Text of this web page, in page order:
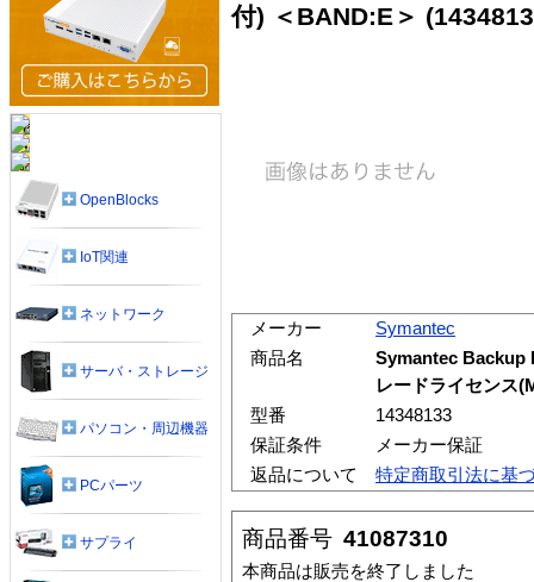
付) ＜BAND:E＞
メーカー
Symantec
商品名
Symantec Backup
レードライセンス
型番
14348133
保証条件
メーカー保証
返品について
特定商取引法に基
商品番号 41087310
本商品は販売を終了しました
OpenBlocks
IoT関連
ネットワーク
サーバ・ストレージ
パソコン・周辺機器
PCパーツ
サプライ